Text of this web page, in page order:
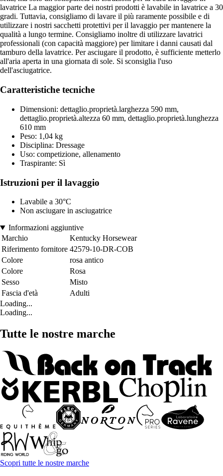
lavatrice La maggior parte dei nostri prodotti è lavabile in lavatrice a 30
gradi. Tuttavia, consigliamo di lavare il più raramente possibile e di
utilizzare i nostri sacchetti protettivi per il lavaggio per mantenere la
qualità a lungo termine. Consigliamo inoltre di utilizzare lavatrici
professionali (con capacità maggiore) per limitare i danni causati dal
tamburo della lavatrice. Per asciugare il prodotto, è sufficiente metterlo
all'aria aperta in una giornata di sole. Si sconsiglia l'uso
dell'asciugatrice.
Caratteristiche tecniche
Dimensioni: dettaglio.proprietà.larghezza 590 mm,
dettaglio.proprietà.altezza 60 mm, dettaglio.proprietà.lunghezza
610 mm
Peso: 1,04 kg
Disciplina: Dressage
Uso: competizione, allenamento
Traspirante: Sì
Istruzioni per il lavaggio
Lavabile a 30°C
Non asciugare in asciugatrice
Informazioni aggiuntive
Marchio
Kentucky Horsewear
Riferimento fornitore 42579-10-DR-COB
Colore
rosa antico
Colore
Rosa
Sesso
Misto
Fascia d'età
Adulti
Loading...
Loading...
Tutte le nostre marche
Scopri tutte le nostre marche